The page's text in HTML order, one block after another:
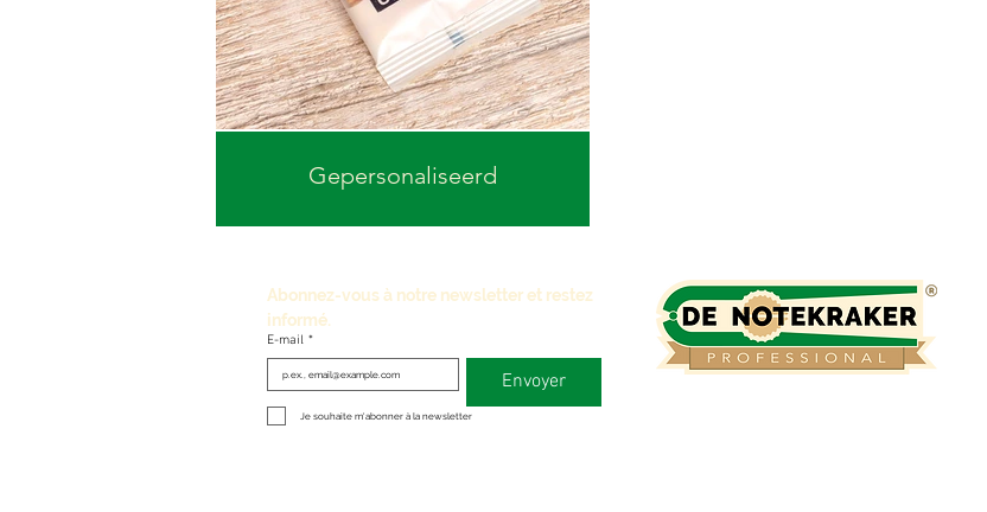
Gepersonaliseerd
Abonnez-vous à notre newsletter et restez
informé.
E-mail *
Envoyer
Je souhaite m'abonner à la newsletter